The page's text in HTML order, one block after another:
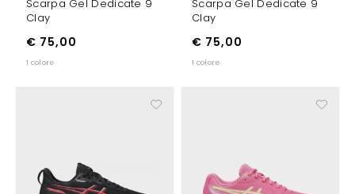
Scarpa Gel Dedicate 9
Clay
€ 75,00
1 colore
Scarpa Gel Dedicate 9
Clay
€ 75,00
1 colore